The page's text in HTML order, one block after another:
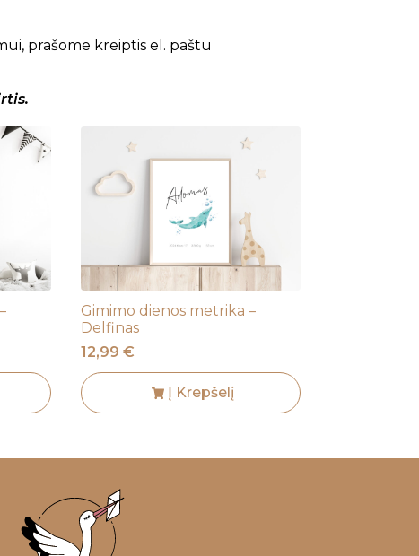
prašome kreiptis el. paštu
Gimimo dienos metrika –
Delfinas
12,99€
Į Krepšelį